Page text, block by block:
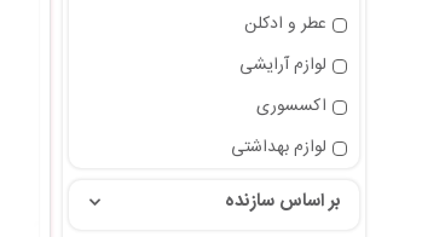
عطر و ادکلن
لوازم آرایشی
اکسسوری
لوازم بهداشتی
بر اساس سازنده